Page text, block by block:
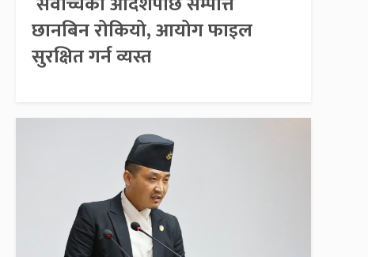
छानबिन रोकियो, आयोग फाइल
सुरक्षित गर्न व्यस्त